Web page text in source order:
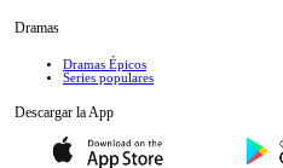
Dramas
Dramas Épicos
Series populares
Descargar la App